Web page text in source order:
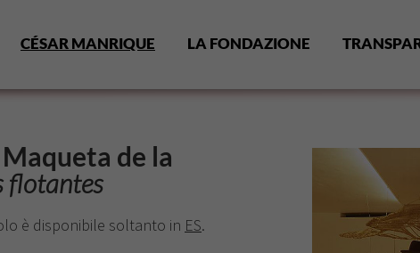
CÉSAR MANRIQUE LA FONDAZIONE
de la
flotantes
è disponibile soltanto in ES.